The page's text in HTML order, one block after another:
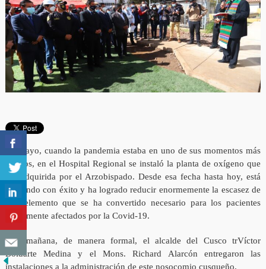
En mayo, cuando la pandemia estaba en uno de sus momentos más
críticos, en el Hospital Regional se instaló la planta de oxígeno que
fue adquirida por el Arzobispado. Desde esa fecha hasta hoy, está
operando con éxito y ha logrado reducir enormemente la escasez de
este elemento que se ha convertido necesario para los pacientes
gravemente afectados por la Covid-19.
Esta mañana, de manera formal, el alcalde del Cusco trVíctor
Boluarte Medina y el Mons. Richard Alarcón entregaron las
instalaciones a la administración de este nosocomio cusqueño.